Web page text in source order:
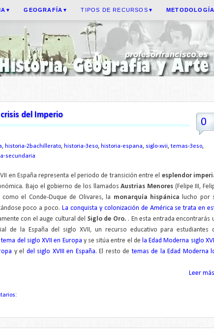
▼ GEOGRAFÍA ▼ TIPOS DE RECURSOS ▼
0
del Imperio
, historia-2bachillerato, historia-3eso, historia-espana, siglo-xvii, temas-3eso,
secundaria
en España representa el periodo de transición entre el esplendor
Bajo el gobierno de los llamadosAustrias Menores(Felipe III,
el Conde-Duque de Olivares, la monarquía hispánica lucho por
poco a poco. La conquista y colonización de América se trata en
con el auge cultural del Siglo de Oro. . En esta entrada encontrarás
de la España del siglo XVII, un recurso educativo para estudiantes
tema del siglo XVII en Europa y se sitúa entre el de
la Edad Moderna siglo XVI
y el del siglo XVIII en España. El resto de temas de la Edad Moderna
Leer